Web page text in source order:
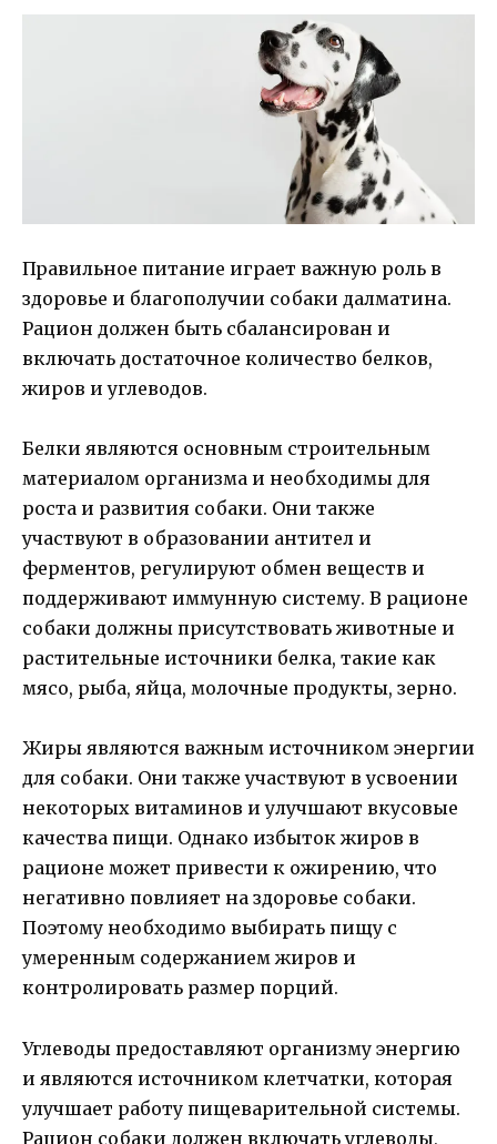
Правильное питание играет важную роль в
здоровье и благополучии собаки далматина.
Рацион должен быть сбалансирован и
включать достаточное количество белков,
жиров и углеводов.
Белки являются основным строительным
материалом организма и необходимы для
роста и развития собаки. Они также
участвуют в образовании антител и
ферментов, регулируют обмен веществ и
поддерживают иммунную систему. В рационе
собаки должны присутствовать животные и
растительные источники белка, такие как
мясо, рыба, яйца, молочные продукты, зерно.
Жиры являются важным источником энергии
для собаки. Они также участвуют в усвоении
некоторых витаминов и улучшают вкусовые
качества пищи. Однако избыток жиров в
рационе может привести к ожирению, что
негативно повлияет на здоровье собаки.
Поэтому необходимо выбирать пищу с
умеренным содержанием жиров и
контролировать размер порций.
Углеводы предоставляют организму энергию
и являются источником клетчатки, которая
улучшает работу пищеварительной системы.
Рацион собаки должен включать углеводы,